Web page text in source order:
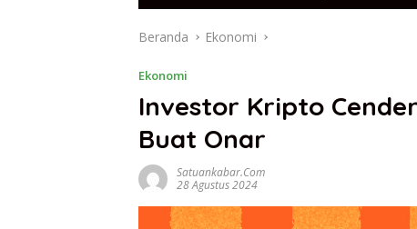
Beranda Ekonomi
Ekonomi
Investor Kripto
Buat Onar
Satuankabar.com
28 Agustus 2024